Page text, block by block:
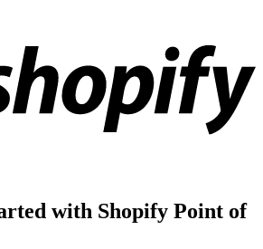
with Shopify Point of